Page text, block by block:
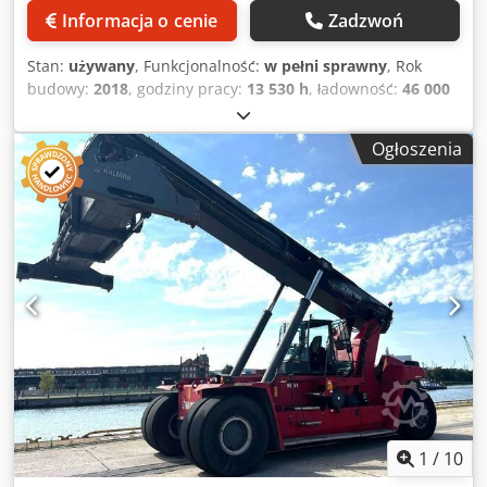
Informacja o cenie Zadzwoń
Stan: używany, Funkcjonalność: w pełni sprawny, Rok
budowy: 2018, godziny pracy: 13 530 h, ładowność: 46 000
16 200 mm
diesel, wysokość konstrukcyjna:4 900 mm, moc:257 kW
(349,42 KM), masa własna: 83 700 kg
, całkowita długość:
12 000 mm, typ napędu:Diesel, szerokość konstrukcji:
4 185 mm
, Pełnokontenerowy reachstacker Środek
ciężkości: 1780 Skrzynia biegów: Dana TE32FF Crsdpfx
Ajznpgaekcof Stan: gotowy do użycia i w pełni funkcjonalny
Stan techniczny: bardzo dobry Typ opon przednich:
pneumatyczne Rozmiar opon przednich: 18.00-33 Opony
tylne Typ: pneumatyczne Opony tylne Rozmiar: 18.00-33
PL: hydrauliczne podnośniki zwiększające udźwig
hydraulicznie przesuwana kabina centralny układ
smarowania podwozia, wysięgnika i rozrzutnika kamera
cofania klimatyzacja (automatyczna klimatyzacja)
automatyczna regulacja rozrzutnika 20'-40' DE:
hydrauliczne podnośniki zwiększające udźwig przy
większym zasięgu 2x centralne smarowanie podwozia,
Ogłoszenia
1 / 10